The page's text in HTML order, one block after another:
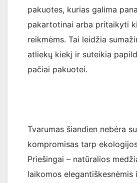
pakuotes, kurias galima
pakartotinai arba pritaikyti
reikmėms. Tai leidžia
atliekų kiekį ir suteikia
pačiai pakuotei.
Tvarumas šiandien nebėra
kompromisas tarp
Priešingai – natūralios
laikomos elegantiškesnėmis